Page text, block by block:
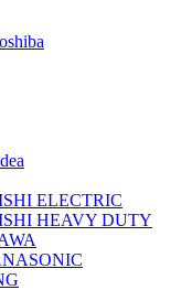
ELECTRIC
HEAVY DUTY